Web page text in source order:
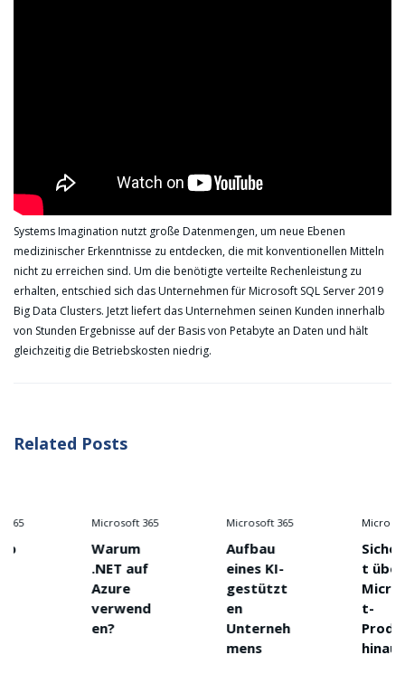
Systems Imagination nutzt große Datenmengen, um neue Ebenen
medizinischer Erkenntnisse zu entdecken, die mit konventionellen Mitteln
nicht zu erreichen sind. Um die benötigte verteilte Rechenleistung zu
erhalten, entschied sich das Unternehmen für Microsoft SQL Server 2019
Big Data Clusters. Jetzt liefert das Unternehmen seinen Kunden innerhalb
von Stunden Ergebnisse auf der Basis von Petabyte an Daten und hält
gleichzeitig die Betriebskosten niedrig.
Related Posts
Microsoft 365
Warum
.NET auf
Azure
verwend
Microsoft 365
Aufbau
eines KI-
gestützt
Unterneh
mens
Microsoft 365
Sicherhei
t über
Microsof
Produkte
hinaus